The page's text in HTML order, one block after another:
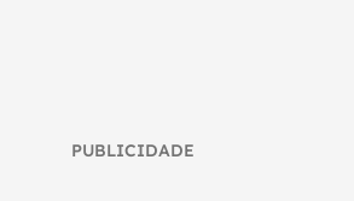
PUBLICIDADE